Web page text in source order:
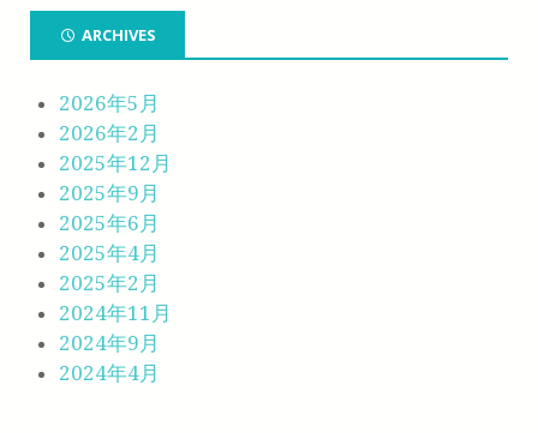
ARCHIVES
2026年5月
2026年2月
2025年12月
2025年9月
2025年6月
2025年4月
2025年2月
2024年11月
2024年9月
2024年4月